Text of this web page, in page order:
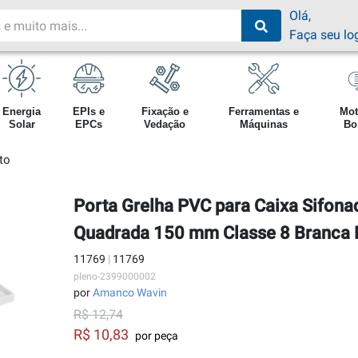
Olá,
Faça seu
Energia
Solar
EPIs e
EPCs
Fixação e
Vedação
Ferramentas e
Máquinas
Porta Grelha PVC para Caixa
Quadrada 150 mm Classe 8 Branca
11769 | 11769
pleno-2399000002
porAmanco Wavin
R$ 12,74
R$ 10,83 por peça